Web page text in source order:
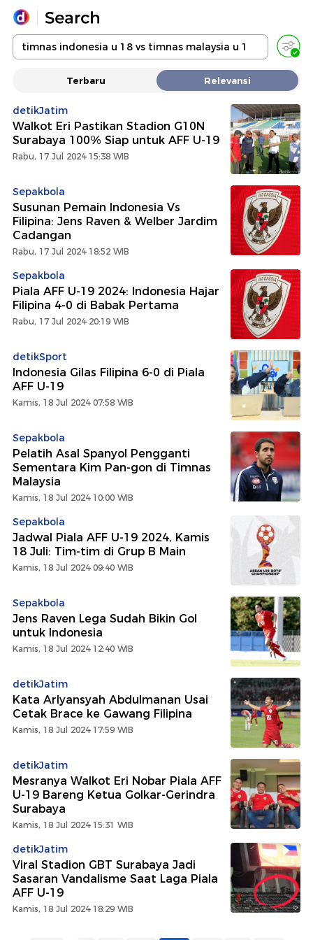
Yang sedang ramai dicari
Promoted
Terbaru Relevansi
detikJatim
Walkot Eri Pastikan Stadion G10N
Surabaya 100% Siap untuk AFF U-19
Rabu, 17 Jul 2024 15:38 WIB
Sepakbola
Susunan Pemain Indonesia Vs
Filipina: Jens Raven & Welber Jardim
Cadangan
Rabu, 17 Jul 2024 18:52 WIB
Sepakbola
Piala AFF U-19 2024: Indonesia Hajar
Filipina 4-0 di Babak Pertama
Rabu, 17 Jul 2024 20:19 WIB
detikSport
Indonesia Gilas Filipina 6-0 di Piala
AFF U-19
Kamis, 18 Jul 2024 07:58 WIB
Sepakbola
Pelatih Asal Spanyol Pengganti
Sementara Kim Pan-gon di Timnas
Malaysia
Kamis, 18 Jul 2024 10:00 WIB
Sepakbola
Jadwal Piala AFF U-19 2024, Kamis
18 Juli: Tim-tim di Grup B Main
Kamis, 18 Jul 2024 09:40 WIB
Sepakbola
Jens Raven Lega Sudah Bikin Gol
untuk Indonesia
Kamis, 18 Jul 2024 12:40 WIB
detikJatim
Kata Arlyansyah Abdulmanan Usai
Cetak Brace ke Gawang Filipina
Kamis, 18 Jul 2024 17:59 WIB
detikJatim
Mesranya Walkot Eri Nobar Piala AFF
U-19 Bareng Ketua Golkar-Gerindra
Surabaya
Kamis, 18 Jul 2024 15:31 WIB
detikJatim
Viral Stadion GBT Surabaya Jadi
Sasaran Vandalisme Saat Laga Piala
AFF U-19
Kamis, 18 Jul 2024 18:29 WIB